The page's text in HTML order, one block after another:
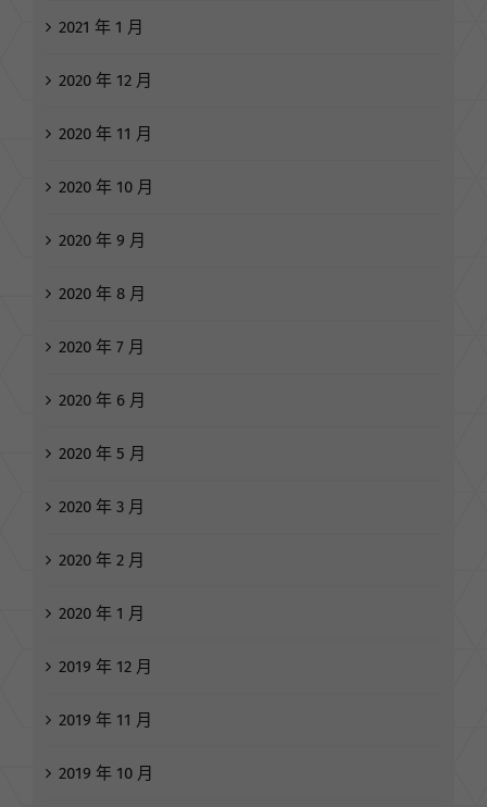
2021 年 1 月
2020 年 12 月
2020 年 11 月
2020 年 10 月
2020 年 9 月
2020 年 8 月
2020 年 7 月
2020 年 6 月
2020 年 5 月
2020 年 3 月
2020 年 2 月
2020 年 1 月
2019 年 12 月
2019 年 11 月
2019 年 10 月